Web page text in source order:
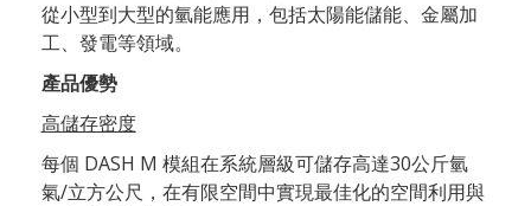
從小型到大型的氫能應用，包括太陽能儲能、金屬加
工、發電等領域。
產品優勢
高儲存密度
每個 DASH M 模組在系統層級可儲存高達30公斤氫
氣/立方公尺，在有限空間中實現最佳化的空間利用與